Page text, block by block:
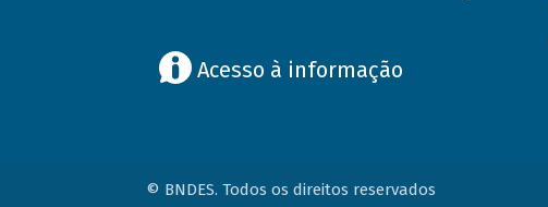
Acesso à informação
© BNDES. Todos os direitos reservados